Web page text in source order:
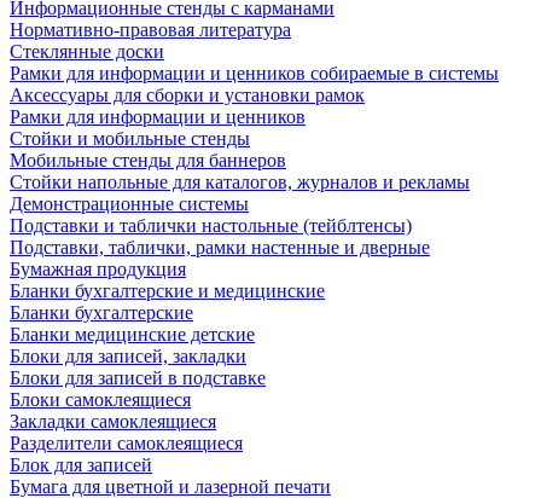
Информационные стенды с карманами
Нормативно-правовая литература
Стеклянные доски
Рамки для информации и ценников собираемые в системы
Аксессуары для сборки и установки рамок
Рамки для информации и ценников
Стойки и мобильные стенды
Мобильные стенды для баннеров
Стойки напольные для каталогов, журналов и рекламы
Демонстрационные системы
Подставки и таблички настольные (тейблтенсы)
Подставки, таблички, рамки настенные и дверные
Бумажная продукция
Бланки бухгалтерские и медицинские
Бланки бухгалтерские
Бланки медицинские детские
Блоки для записей, закладки
Блоки для записей в подставке
Блоки самоклеящиеся
Закладки самоклеящиеся
Разделители самоклеящиеся
Блок для записей
Бумага для цветной и лазерной печати